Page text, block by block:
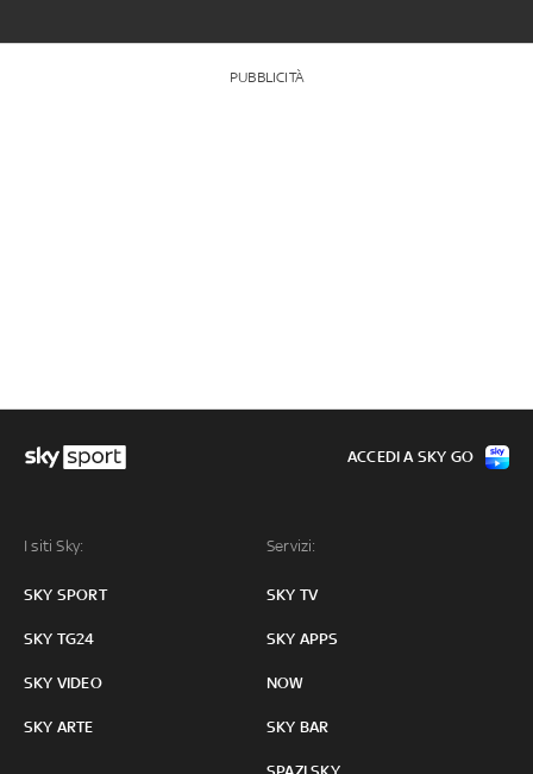
PUBBLICITÀ
I siti Sky:
SKY SPORT
SKY TG24
SKY VIDEO
SKY ARTE
Servizi:
SKY TV
SKY APPS
NOW
SKY BAR
ACCEDI A SKY GO